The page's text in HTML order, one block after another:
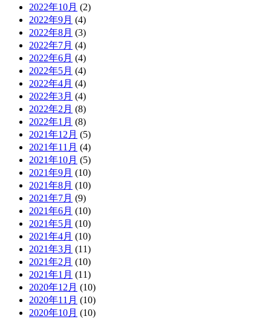
2022年10月 (2)
2022年9月 (4)
2022年8月 (3)
2022年7月 (4)
2022年6月 (4)
2022年5月 (4)
2022年4月 (4)
2022年3月 (4)
2022年2月 (8)
2022年1月 (8)
2021年12月 (5)
2021年11月 (4)
2021年10月 (5)
2021年9月 (10)
2021年8月 (10)
2021年7月 (9)
2021年6月 (10)
2021年5月 (10)
2021年4月 (10)
2021年3月 (11)
2021年2月 (10)
2021年1月 (11)
2020年12月 (10)
2020年11月 (10)
2020年10月 (10)